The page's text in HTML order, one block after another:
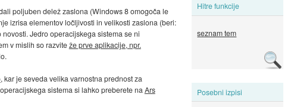
Hitre funkcije
seznam tem
Posebni izpisi
poljuben delež zaslona (Windows 8 omogoča le
izrisa elementov ločljivosti in velikosti zaslona (beri:
Jedro operacijskega sistema se ni
v mislih so razviteže prve aplikacije, npr.
, kar je seveda velika varnostna prednost za
sistema si lahko preberete na Ars